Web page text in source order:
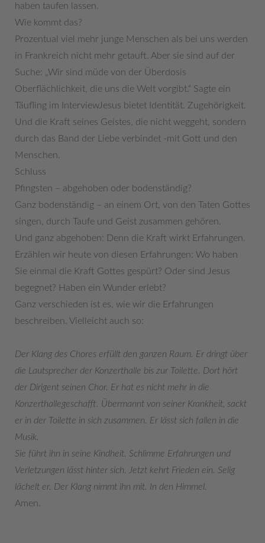
haben taufen lassen.
Wie kommt das?
Prozentual viel mehr junge Menschen als bei uns werden
in Frankreich nicht mehr getauft. Aber sie sind auf der
Suche: „Wir sind müde von der Überdosis
Oberflächlichkeit, die uns die Welt vorgibt.“ Sagte ein
Täufling im InterviewJesus bietet Identität. Zugehörigkeit.
Und die Kraft seines Geistes, die nicht weggeht, sondern
durch das Band der Liebe verbindet -mit Gott und den
Menschen.
Schluss
Pfingsten – abgehoben oder bodenständig?
Ganz bodenständig – an einem Ort, von den Taten Gottes
singen, durch Taufe und Geist zusammen gehören.
Und ganz abgehoben: Denn die Kraft wirkt Erfahrungen.
Erzählen wir heute von diesen Erfahrungen: Wo haben
Sie einmal die Kraft Gottes gespürt? Oder sind Jesus
begegnet? Haben ein Wunder erlebt?
Ganz verschieden ist es, wie wir die Erfahrungen
beschreiben. Vielleicht auch so:
Der Klang des Chores erfüllt den ganzen Raum. Er dringt über
die Lautsprecher der Konzerthalle bis zur Toilette. Dort hört
der Dirigent seinen Chor. Er hat es nicht mehr in die
Konzerthallegeschafft. Übermannt von seiner Krankheit, sackt
er in der Toilette in sich zusammen. Er lässt sich fallen in die
Musik.
Sie führt ihn in seine Kindheit. Schlimme Erfahrungen und
Verletzungen lässt hinter sich. Jetzt kehrt Frieden ein. Selig
lächelt er. Der Klang nimmt ihn mit. In den Himmel.
Amen.